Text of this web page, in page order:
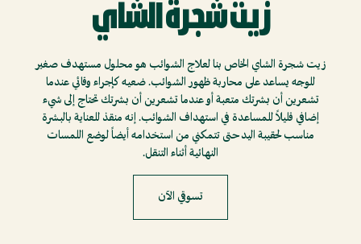
زيت شجرة الشاي
زيت شجرة الشاي الخاص بنا لعلاج الشوائب هو محلول مستهدف صغير
للوجه يساعد على محاربة ظهور الشوائب. ضعيه كإجراء وقائي عندما
تشعرين أن بشرتك متعبة أو عندما تشعرين أن بشرتك تحتاج إلى شيء
إضافي قليلاً للمساعدة في استهداف الشوائب. إنه منقذ للعناية بالبشرة
مناسب لحقيبة اليد حتى تتمكني من استخدامه أيضاً لوضع اللمسات
النهائية أثناء التنقل.
تسوقي الآن